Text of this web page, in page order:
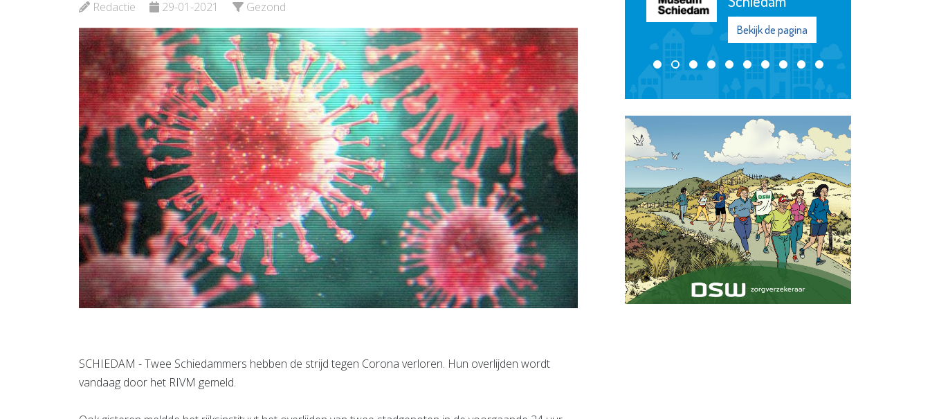
Redactie 29-01-2021 Gezond
SCHIEDAM - Twee Schiedammers hebben de strijd tegen Corona verloren. Hun overlijden wordt
vandaag door het RIVM gemeld.
Bekijk de pagina
Bekijk de pagina
Bekijk de pagina
Bekijk de pagina